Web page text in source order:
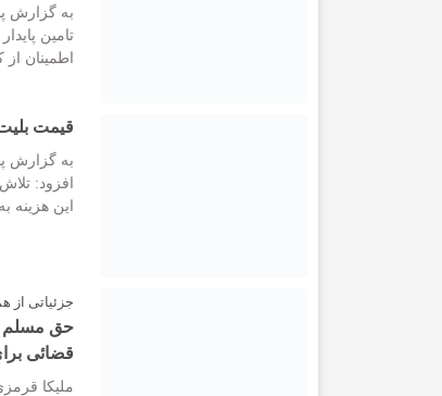
به گزارش
تامین
اطمینان
قیمت بلیت نجف به مدت
به گزارش
افزود:
این هزینه
جزئیاتی
حق مسلم
قضائی
ملیکا